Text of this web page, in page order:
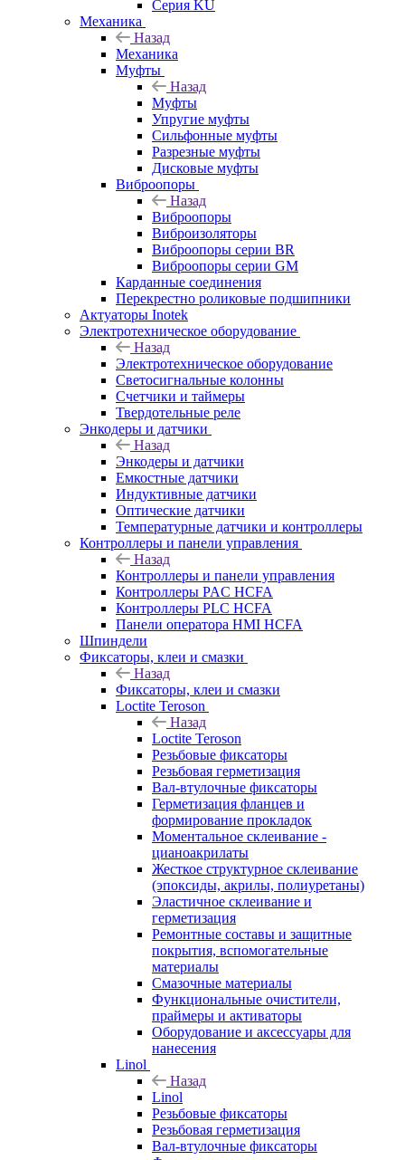
Серия KU
Механика
Назад
Механика
Муфты
Назад
Муфты
Упругие муфты
Сильфонные муфты
Разрезные муфты
Дисковые муфты
Виброопоры
Назад
Виброопоры
Виброизоляторы
Виброопоры серии BR
Виброопоры серии GM
Карданные соединения
Перекрестно роликовые подшипники
Актуаторы Inotek
Электротехническое оборудование
Назад
Электротехническое оборудование
Светосигнальные колонны
Счетчики и таймеры
Твердотельные реле
Энкодеры и датчики
Назад
Энкодеры и датчики
Емкостные датчики
Индуктивные датчики
Оптические датчики
Температурные датчики и контроллеры
Контроллеры и панели управления
Назад
Контроллеры и панели управления
Контроллеры PAC HCFA
Контроллеры PLC HCFA
Панели оператора HMI HCFA
Шпиндели
Фиксаторы, клеи и смазки
Назад
Фиксаторы, клеи и смазки
Loctite Teroson
Назад
Loctite Teroson
Резьбовые фиксаторы
Резьбовая герметизация
Вал-втулочные фиксаторы
Герметизация фланцев и
формирование прокладок
Моментальное склеивание -
цианоакрилаты
Жесткое структурное склеивание
(эпоксиды, акрилы, полиуретаны)
Эластичное склеивание и
герметизация
Ремонтные составы и защитные
покрытия, вспомогательные
материалы
Смазочные материалы
Функциональные очистители,
праймеры и активаторы
Оборудование и аксессуары для
нанесения
Linol
Назад
Linol
Резьбовые фиксаторы
Резьбовая герметизация
Вал-втулочные фиксаторы